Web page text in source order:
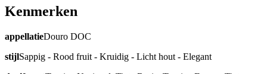
Kenmerken
appellatieDouro DOC
stijlSappig - Rood fruit - Kruidig - Licht hout - Elegant